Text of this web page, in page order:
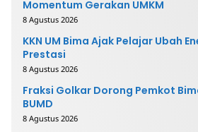
Momentum Gerakan UMKM
8 Agustus 2026
KKN UM Bima Ajak Pelajar Ubah
Prestasi
8 Agustus 2026
Fraksi Golkar Dorong Pemkot
BUMD
8 Agustus 2026